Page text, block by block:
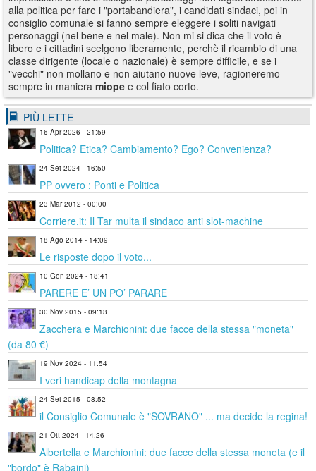
alla politica per fare i "portabandiera", i candidati sindaci, poi in
consiglio comunale si fanno sempre eleggere i soliti navigati
personaggi (nel bene e nel male). Non mi si dica che il voto è
libero e i cittadini scelgono liberamente, perchè il ricambio di una
classe dirigente (locale o nazionale) è sempre difficile, e se i
"vecchi" non mollano e non aiutano nuove leve, ragioneremo
sempre in maniera miope e col fiato corto.
PIÙ LETTE
16 Apr 2026 - 21:59
Politica? Etica? Cambiamento? Ego? Convenienza?
24 Set 2024 - 16:50
PP ovvero : Ponti e Politica
23 Mar 2012 - 00:00
Corriere.it: Il Tar multa il sindaco anti slot-machine
18 Ago 2014 - 14:09
Le risposte dopo il voto...
10 Gen 2024 - 18:41
PARERE E’ UN PO’ PARARE
30 Nov 2015 - 09:13
Zacchera e Marchionini: due facce della stessa "moneta"
(da 80 €)
19 Nov 2024 - 11:54
I veri handicap della montagna
24 Set 2015 - 08:52
il Consiglio Comunale è "SOVRANO" ... ma decide la regina!
21 Ott 2024 - 14:26
Albertella e Marchionini: due facce della stessa moneta (e il
"bordo" è Rabaini)